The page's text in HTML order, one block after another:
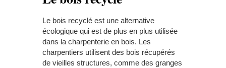
Le bois recyclé est une alternative
écologique qui est de plus en plus utilisée
dans la charpenterie en bois. Les
charpentiers utilisent des bois récupérés
de vieilles structures, comme des granges